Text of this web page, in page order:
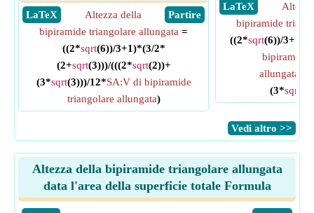
​ LaTeX
​ Partire
Altezza della
bipiramide triangolare allungata =
((2*sqrt(6))/3+1)*(3/2*
(2+sqrt(3)))/(((2*sqrt(2))+
(3*sqrt(3)))/12*SA:V di bipiramide
triangolare allungata)
​ LaTeX
bipiramide
((2*sqrt(6))/
bipiramide
allungata
(3*sqrt
​Vedi altro >>
Altezza della bipiramide triangolare allungata
data l'area della superficie totale Formula